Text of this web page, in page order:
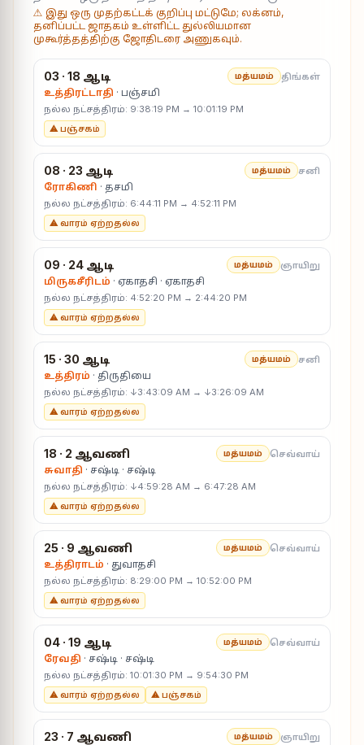
⚠ இது ஒரு முதற்கட்டக் குறிப்பு மட்டுமே; லக்னம்,
தனிப்பட்ட ஜாதகம் உள்ளிட்ட துல்லியமான
முகூர்த்தத்திற்கு ஜோதிடரை அணுகவும்.
03 · 18 ஆடி மத்யமம் திங்கள்
உத்திரட்டாதி · பஞ்சமி
நல்ல நட்சத்திரம்: 9:38:19 PM → 10:01:19 PM
⚠ பஞ்சகம்
08 · 23 ஆடி மத்யமம் சனி
ரோகிணி · தசமி
நல்ல நட்சத்திரம்: 6:44:11 PM → 4:52:11 PM
⚠ வாரம் ஏற்றதல்ல
09 · 24 ஆடி மத்யமம் ஞாயிறு
மிருகசீரிடம் · ஏகாதசி · ஏகாதசி
நல்ல நட்சத்திரம்: 4:52:20 PM → 2:44:20 PM
⚠ வாரம் ஏற்றதல்ல
15 · 30 ஆடி மத்யமம் சனி
உத்திரம் · திருதியை
நல்ல நட்சத்திரம்: ↓3:43:09 AM → ↓3:26:09 AM
⚠ வாரம் ஏற்றதல்ல
18 · 2 ஆவணி மத்யமம் செவ்வாய்
சுவாதி · சஷ்டி · சஷ்டி
நல்ல நட்சத்திரம்: ↓4:59:28 AM → 6:47:28 AM
⚠ வாரம் ஏற்றதல்ல
25 · 9 ஆவணி மத்யமம் செவ்வாய்
உத்திராடம் · துவாதசி
நல்ல நட்சத்திரம்: 8:29:00 PM → 10:52:00 PM
⚠ வாரம் ஏற்றதல்ல
04 · 19 ஆடி மத்யமம் செவ்வாய்
ரேவதி · சஷ்டி · சஷ்டி
நல்ல நட்சத்திரம்: 10:01:30 PM → 9:54:30 PM
⚠ வாரம் ஏற்றதல்ல ⚠ பஞ்சகம்
23 · 7 ஆவணி மத்யமம் ஞாயிறு